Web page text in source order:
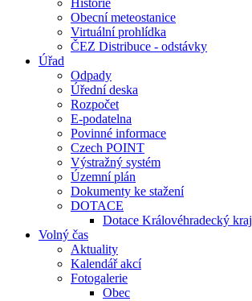
Historie
Obecní meteostanice
Virtuální prohlídka
ČEZ Distribuce - odstávky
Úřad
Odpady
Úřední deska
Rozpočet
E-podatelna
Povinné informace
Czech POINT
Výstražný systém
Územní plán
Dokumenty ke stažení
DOTACE
Dotace Královéhradecký kraj
Volný čas
Aktuality
Kalendář akcí
Fotogalerie
Obec